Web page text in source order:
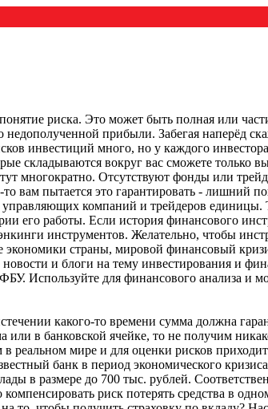
риска. Это может быть полная или
прибыли. Забегая наперёд
инвестиций много, но у каждого
складываются вокруг вас сможете только
многократно. Отсутствуют фонды или
вам пытается это гарантировать - лишний
компаний и трейдеров единицы.
его работы. Если история финансового
инструментов. Желательно, чтобы
экономики страны, мировой финансовый
и блоги на тему инвестирования и
Используйте для финансового анализа и
какого-то времени сумма должна
в банковской ячейке, то не получим
мире и для оценки рисков
банк в период экономического
в размере до 700 тыс. рублей.
риск потерять средства в